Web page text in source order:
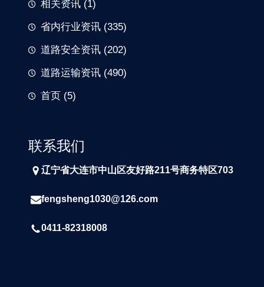
相关资讯 (1)
省内行业资讯 (335)
道路安全资讯 (202)
道路运输资讯 (490)
首页 (5)
联系我们
辽宁省大连市中山区友好路211号商务特区703
fengsheng1030@126.com
0411-82318008